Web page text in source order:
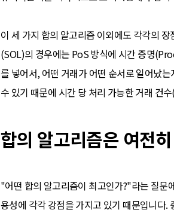
이 세 가지 합의 알고리즘 이외에도 각각의
(SOL)의 경우에는 PoS 방식에 시간 증명
를 넣어서, 어떤 거래가 어떤 순서로 일어났
수 있기 때문에 시간 당 처리 가능한 거래 건
합의 알고리즘은 여전
"어떤 합의 알고리즘이 최고인가?"라는 질문
용성에 각각 강점을 가지고 있기 때문입니다